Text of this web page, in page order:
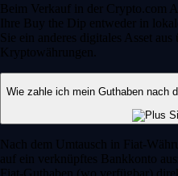
Beim Verkauf in der Crypto.com
Ihre Buy the Dip entweder in
Sie ein anderes digitales Asset
Kryptowährungen.
Wie zahle ich mein Guthaben nach
Nach dem Umtausch in Fiat-
auf ein verknüpftes Bankkonto
Fiat-Guthaben (wo verfügbar)